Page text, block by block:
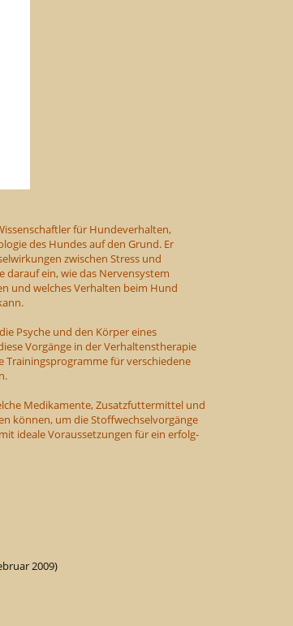
für Hundeverhalten,
des Hundes auf den Grund. Er
zwischen Stress und
ein, wie das Nervensystem
und welches Verhalten beim Hund
Psyche und den Körper eines
Vorgänge in der Verhaltenstherapie
Trainingsprogramme für verschiedene
Medikamente, Zusatzfuttermittel und
können, um die Stoffwechselvorgänge
ideale Voraussetzungen für ein erfolg-
2009)